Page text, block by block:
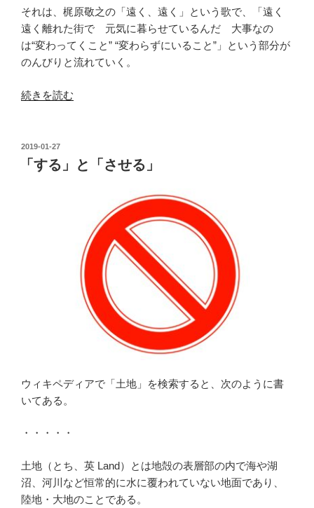
それは、梶原敬之の「遠く、遠く」という歌で、「遠く
遠く離れた街で 元気に暮らせているんだ 大事なの
は“変わってくこと” “変わらずにいること”」という部分が
のんびりと流れていく。
“遠
く”
の
続きを読む
投
2019-01-27
「する」と「させる」
ウィキペディアで「土地」を検索すると、次のように書
いてある。
・・・・・
土地（とち、英 Land）とは地殻の表層部の内で海や湖
沼、河川など恒常的に水に覆われていない地面であり、
陸地・大地のことである。